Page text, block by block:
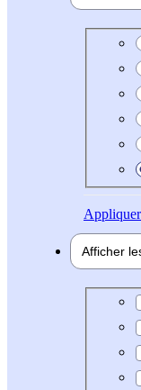
Date
Appliquer
Afficher
Type